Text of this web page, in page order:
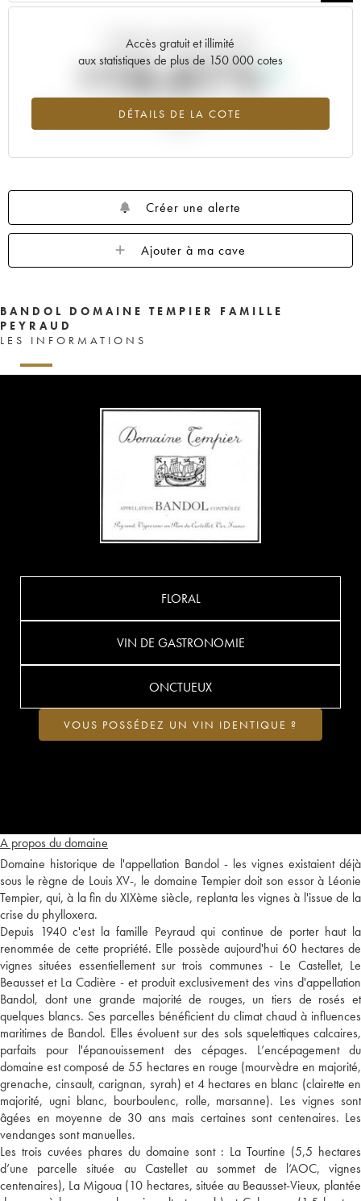
Accès gratuit et illimité
aux statistiques de plus de 150 000 cotes
DÉTAILS DE LA COTE
Tendance actuelle de la cote
+16.61%
Tendance à la hausse du millésime 2022 en 2026 par rapport à
Créer une alerte
Ajouter à ma cave
BANDOL DOMAINE TEMPIER FAMILLE
PEYRAUD
LES INFORMATIONS
A propos du domaine
Domaine historique de l'appellation Bandol - les vignes existaient déjà
sous le règne de Louis XV-, le domaine Tempier doit son essor à Léonie
Tempier, qui, à la fin du XIXème siècle, replanta les vignes à l'issue de la
crise du phylloxera.
Depuis 1940 c'est la famille Peyraud qui continue de porter haut la
renommée de cette propriété. Elle possède aujourd'hui 60 hectares de
vignes situées essentiellement sur trois communes - Le Castellet, Le
Beausset et La Cadière - et produit exclusivement des vins d'appellation
Bandol, dont une grande majorité de rouges, un tiers de rosés et
quelques blancs. Ses parcelles bénéficient du climat chaud à influences
maritimes de Bandol. Elles évoluent sur des sols squelettiques calcaires,
parfaits pour l'épanouissement des cépages. L’encépagement du
domaine est composé de 55 hectares en rouge (mourvèdre en majorité,
grenache, cinsault, carignan, syrah) et 4 hectares en blanc (clairette en
majorité, ugni blanc, bourboulenc, rolle, marsanne). Les vignes sont
âgées en moyenne de 30 ans mais certaines sont centenaires. Les
vendanges sont manuelles.
Les trois cuvées phares du domaine sont : La Tourtine (5,5 hectares
d’une parcelle située au Castellet au sommet de l’AOC, vignes
centenaires), La Migoua (10 hectares, située au Beausset-Vieux, plantée
FLORAL
VIN DE GASTRONOMIE
ONCTUEUX
VOUS POSSÉDEZ UN VIN IDENTIQUE ?